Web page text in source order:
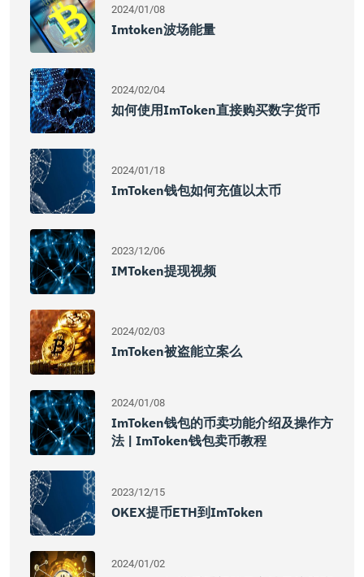
2024/01/08
Imtoken波场能量
2024/02/04
如何使用imToken直接购买数字货币
2024/01/18
ImToken钱包如何充值以太币
2023/12/06
IMToken提现视频
2024/02/03
ImToken被盗能立案么
2024/01/08
ImToken钱包的币卖功能介绍及操作方
法 | ImToken钱包卖币教程
2023/12/15
OKEX提币ETH到imToken
2024/01/02